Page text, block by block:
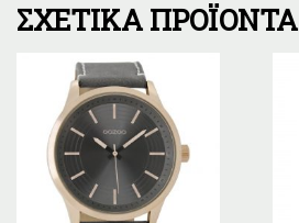
ΣΧΕΤΙΚΆ ΠΡΟΪΌΝΤΑ